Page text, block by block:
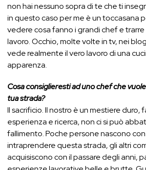
non hai nessuno sopra di te che ti
in questo caso per me è un toccasana
vedere cosa fanno i grandi chef e
lavoro. Occhio, molte volte in tv, nei
vede realmente il vero lavoro di una
apparenza.
Cosa consiglieresti ad uno chef che
tua strada?
Il sacrificio. Il nostro è un mestiere duro,
esperienza e ricerca, non ci si può
fallimento. Poche persone nascono
intraprendere questa strada, gli altri
acquisiscono con il passare degli anni,